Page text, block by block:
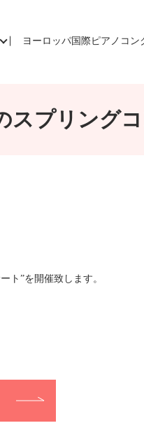
ヨーロッパ国際ピアノコン
プリングコ
ト”を開催致します。